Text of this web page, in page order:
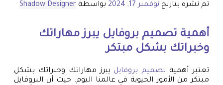
تم نشره بتاريخ نوفمبر 17, 2024 بواسطة Shadow Designer
أهمية تصميم بروفايل يبرز مهاراتك
وخبراتك بشكل مبتكر
تعتبر أهمية تصميم بروفايل يبرز مهاراتك وخبراتك بشكل
مبتكر من الأمور الحيوية في عالمنا اليوم. حيث أن البروفايل